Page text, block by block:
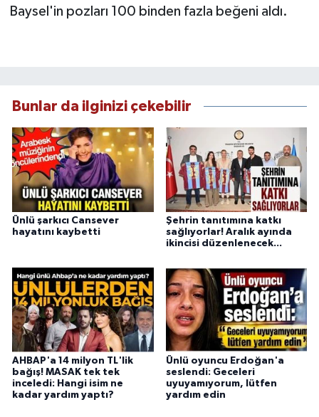
Baysel'in pozları 100 binden fazla beğeni aldı.
Bunlar da ilginizi çekebilir
Ünlü şarkıcı Cansever
hayatını kaybetti
Şehrin tanıtımına katkı
sağlıyorlar! Aralık ayında
ikincisi düzenlenecek...
AHBAP'a 14 milyon TL'lik
bağış! MASAK tek tek
inceledi: Hangi isim ne
kadar yardım yaptı?
Ünlü oyuncu Erdoğan'a
seslendi: Geceleri
uyuyamıyorum, lütfen
yardım edin